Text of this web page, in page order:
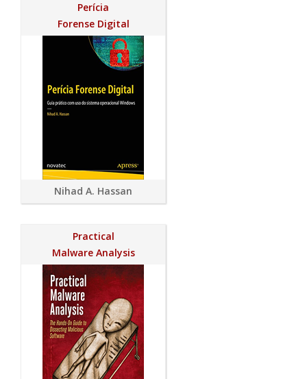
Perícia
Forense Digital
Nihad A. Hassan
Practical
Malware Analysis